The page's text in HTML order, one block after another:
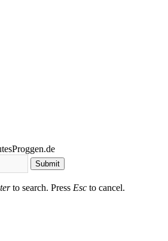
Submit
to search. Press Esc to cancel.